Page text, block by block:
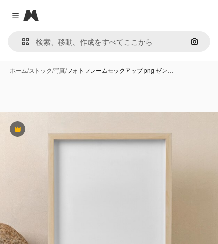
Close menu
Magnific
画像で
ホーム/ストック/写真/フォトフレームモックアップ png ゼン…
Premium